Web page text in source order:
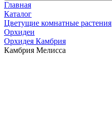
Главная
Каталог
Цветущие комнатные растения
Орхидеи
Орхидея Камбрия
Камбрия Мелисса